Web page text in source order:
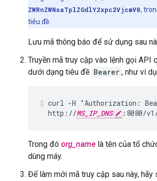
ZWRnZWNsaTplZGdlY2xpc2VjcmV0,
tiêu đề.
Lưu mã thông báo để sử dụng sau
Truyền mã truy cập vào lệnh gọi API
dưới dạng tiêu đề Bearer , như ví
curl -H "Authorization:
  http://
MS_IP_DNS :8080/
Trong đó org_name là tên của tổ
dùng máy.
Để làm mới mã truy cập sau này,